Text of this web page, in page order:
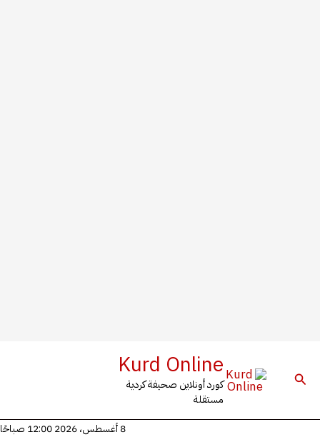
البحث Kurd Online
كورد أونلاين صحيفة كردية
مستقلة
8 أغسطس، 2026 12:00 صباحًا